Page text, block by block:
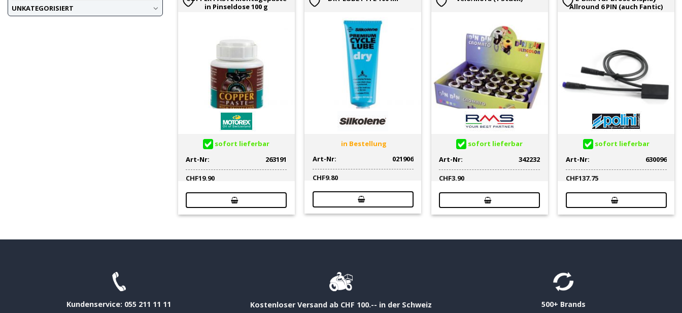
UNKATEGORISIERT
in Pinseldose 100 g
sofort lieferbar
Art-Nr:
263191
CHF19.90
in Bestellung
Art-Nr:
021906
CHF9.80
sofort lieferbar
Art-Nr:
342232
CHF3.90
Allround 6 PIN (auch Fantic)
sofort lieferbar
Art-Nr:
630096
CHF137.75
Kundenservice: 055 211 11 11 Kostenloser Versand ab CHF 100.-- in der Schweiz 500+ Brands